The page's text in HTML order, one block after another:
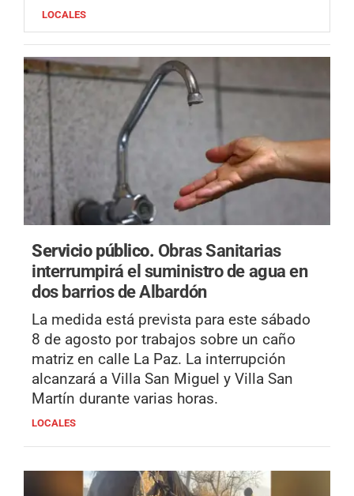
LOCALES
Servicio público. Obras Sanitarias
interrumpirá el suministro de agua en
dos barrios de Albardón
La medida está prevista para este sábado
8 de agosto por trabajos sobre un caño
matriz en calle La Paz. La interrupción
alcanzará a Villa San Miguel y Villa San
Martín durante varias horas.
LOCALES